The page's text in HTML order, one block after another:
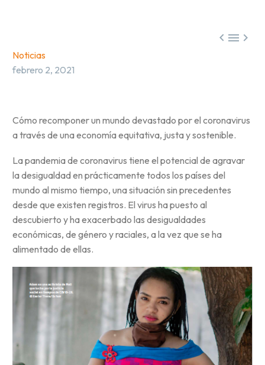

Noticias
febrero 2, 2021
Cómo recomponer un mundo devastado por el coronavirus
a través de una economía equitativa, justa y sostenible.
La pandemia de coronavirus tiene el potencial de agravar
la desigualdad en prácticamente todos los países del
mundo al mismo tiempo, una situación sin precedentes
desde que existen registros. El virus ha puesto al
descubierto y ha exacerbado las desigualdades
económicas, de género y raciales, a la vez que se ha
alimentado de ellas.